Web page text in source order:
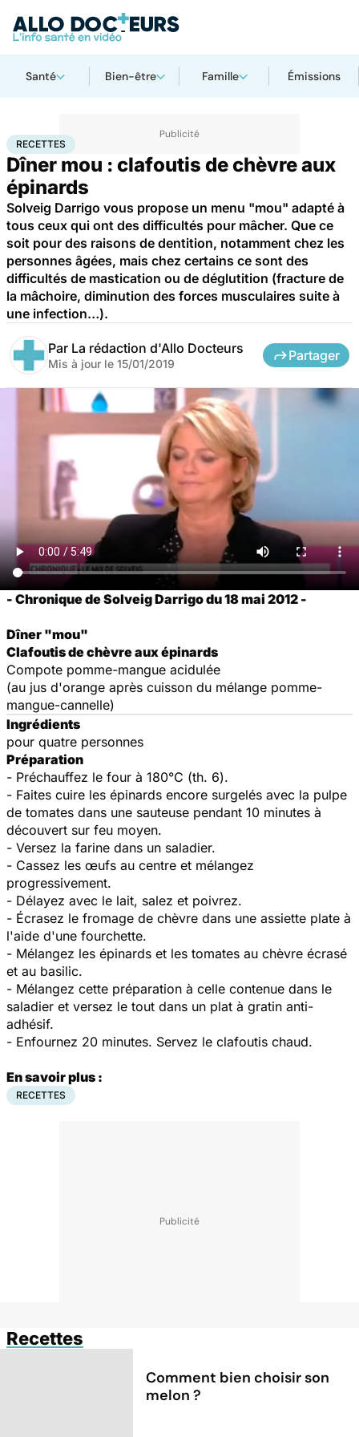
Santé Bien-être Famille Émissions
AccueilSantéRecettes
RECETTES
Dîner mou : clafoutis de chèvre aux
épinards
Solveig Darrigo vous propose un menu "mou" adapté à
tous ceux qui ont des difficultés pour mâcher. Que ce
soit pour des raisons de dentition, notamment chez les
personnes âgées, mais chez certains ce sont des
difficultés de mastication ou de déglutition (fracture de
la mâchoire, diminution des forces musculaires suite à
une infection…).
Par La rédaction d'Allo Docteurs
Mis à jour le 15/01/2019
Partager
- Chronique de Solveig Darrigo du 18 mai 2012 -
Dîner "mou"
Clafoutis de chèvre aux épinards
Compote pomme-mangue acidulée
(au jus d'orange après cuisson du mélange pomme-
mangue-cannelle)
Ingrédients
pour quatre personnes
Préparation
- Préchauffez le four à 180°C (th. 6).
- Faites cuire les épinards encore surgelés avec la pulpe
de tomates dans une sauteuse pendant 10 minutes à
découvert sur feu moyen.
- Versez la farine dans un saladier.
- Cassez les œufs au centre et mélangez
progressivement.
- Délayez avec le lait, salez et poivrez.
- Écrasez le fromage de chèvre dans une assiette plate à
l'aide d'une fourchette.
- Mélangez les épinards et les tomates au chèvre écrasé
et au basilic.
- Mélangez cette préparation à celle contenue dans le
saladier et versez le tout dans un plat à gratin anti-
adhésif.
- Enfournez 20 minutes. Servez le clafoutis chaud.
En savoir plus :
RECETTES
Recettes
Comment bien choisir son
melon ?